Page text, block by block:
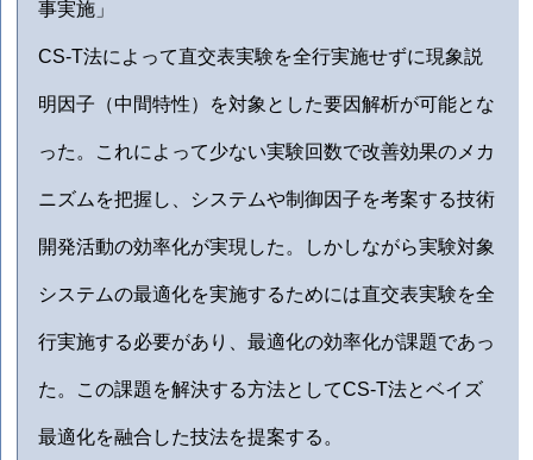
事実施」
CS-T法によって直交表実験を全行実施せずに現象説
明因子（中間特性）を対象とした要因解析が可能とな
った。これによって少ない実験回数で改善効果のメカ
ニズムを把握し、システムや制御因子を考案する技術
開発活動の効率化が実現した。しかしながら実験対象
システムの最適化を実施するためには直交表実験を全
行実施する必要があり、最適化の効率化が課題であっ
た。この課題を解決する方法としてCS-T法とベイズ
最適化を融合した技法を提案する。